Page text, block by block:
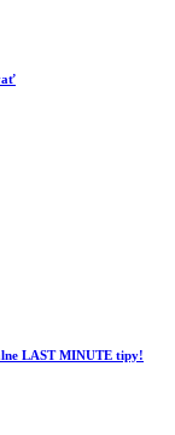
LAST MINUTE tipy!